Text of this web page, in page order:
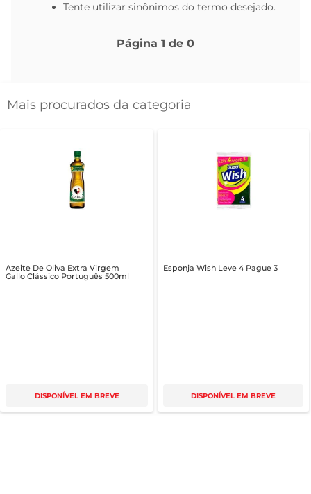
Tente utilizar sinônimos do termo desejado.
Página 1 de 0
Mais procurados da categoria
Azeite De Oliva Extra Virgem
Gallo Clássico Português 500ml
DISPONÍVEL EM BREVE
Esponja Wish Leve 4 Pague 3
DISPONÍVEL EM BREVE